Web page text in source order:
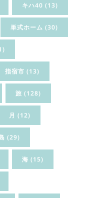
キハ40 (13)
単式ホーム (30)
指宿市 (13)
旅 (128)
月 (12)
(29)
海 (15)